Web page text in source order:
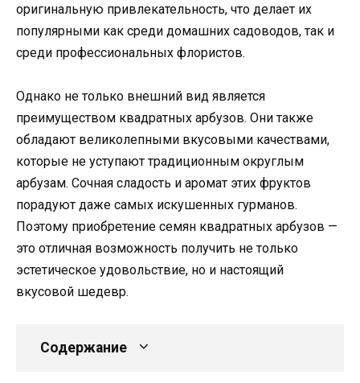
оригинальную привлекательность, что делает их
популярными как среди домашних садоводов, так и
среди профессиональных флористов.
Однако не только внешний вид является
преимуществом квадратных арбузов. Они также
обладают великолепными вкусовыми качествами,
которые не уступают традиционным округлым
арбузам. Сочная сладость и аромат этих фруктов
порадуют даже самых искушенных гурманов.
Поэтому приобретение семян квадратных арбузов —
это отличная возможность получить не только
эстетическое удовольствие, но и настоящий
вкусовой шедевр.
Содержание